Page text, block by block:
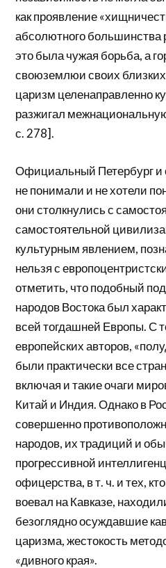
как проявление
абсолютного большинства
это была чужая борьба, а
своюземлюи своих
царизм целенаправленно
разжигал
с. 278].
Официальный Петербург
не понимали и не хотели
они столкнулись с
самостоятельной
культурным явлением,
нельзя с
отметить, что подобный
народов Востока был
всей тогдашней Европы. С
европейских авторов,
были практически все
включая и такие очаги
Китай и Индия. Однако в
совершенно
народов, их традиций и
прогрессивной
офицерства, в т. ч. и тех,
воевал на Кавказе,
безоглядно осуждавшие
царизма, жестокость
«дивного края».